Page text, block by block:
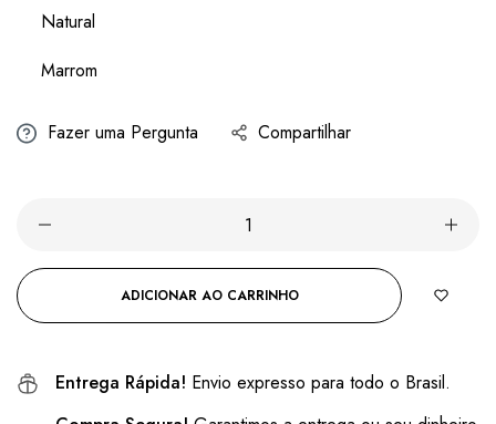
Natural
Marrom
Fazer uma Pergunta Compartilhar
ADICIONAR AO CARRINHO
Entrega Rápida! Envio expresso para todo o Brasil.